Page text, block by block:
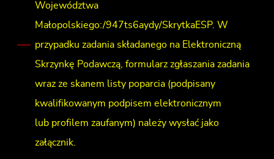
Województwa
Małopolskiego:/947ts6aydy/SkrytkaESP. W
przypadku zadania składanego na Elektroniczną
Skrzynkę Podawczą, formularz zgłaszania zadania
wraz ze skanem listy poparcia (podpisany
kwalifikowanym podpisem elektronicznym
lub profilem zaufanym) należy wysłać jako
załącznik.